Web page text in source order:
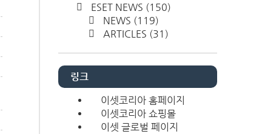
ESET NEWS (150)
NEWS (119)
ARTICLES (31)
링크
이셋코리아 홈페이지
이셋코리아 쇼핑몰
이셋 글로벌 페이지